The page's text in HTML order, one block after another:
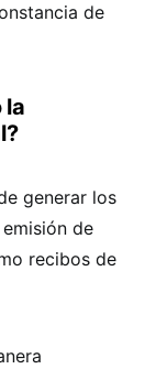
de
la
generar los
de
recibos de